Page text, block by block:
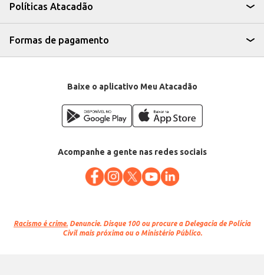
Políticas Atacadão
Formas de pagamento
Baixe o aplicativo Meu Atacadão
Acompanhe a gente nas redes sociais
Racismo é crime. Denuncie. Disque 100 ou procure a Delegacia de Polícia
Civil mais próxima ou o Ministério Público.